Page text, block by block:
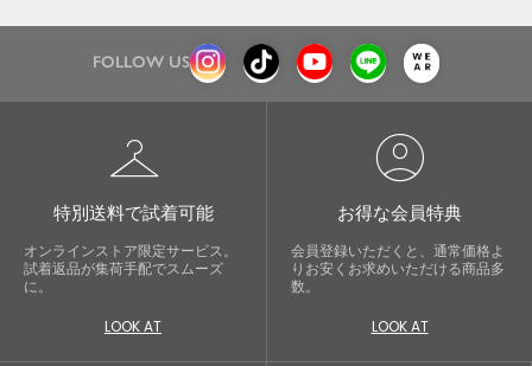
FOLLOW US
checkroom
特別送料で試着可能
オンラインストア限定サービス。
試着返品が集荷手配でスムーズ
に。
LOOK AT
account_circle
お得な会員特典
会員登録いただくと、通常価格よ
りお安くお求めいただける商品多
数。
LOOK AT